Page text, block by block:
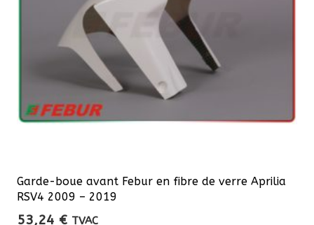
Garde-boue avant Febur en fibre de verre Aprilia
RSV4 2009 – 2019
53,24 € TVAC